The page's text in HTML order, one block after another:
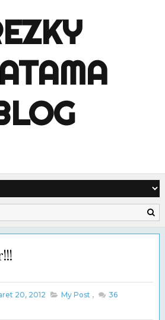
20, 2012 My Post ,
36